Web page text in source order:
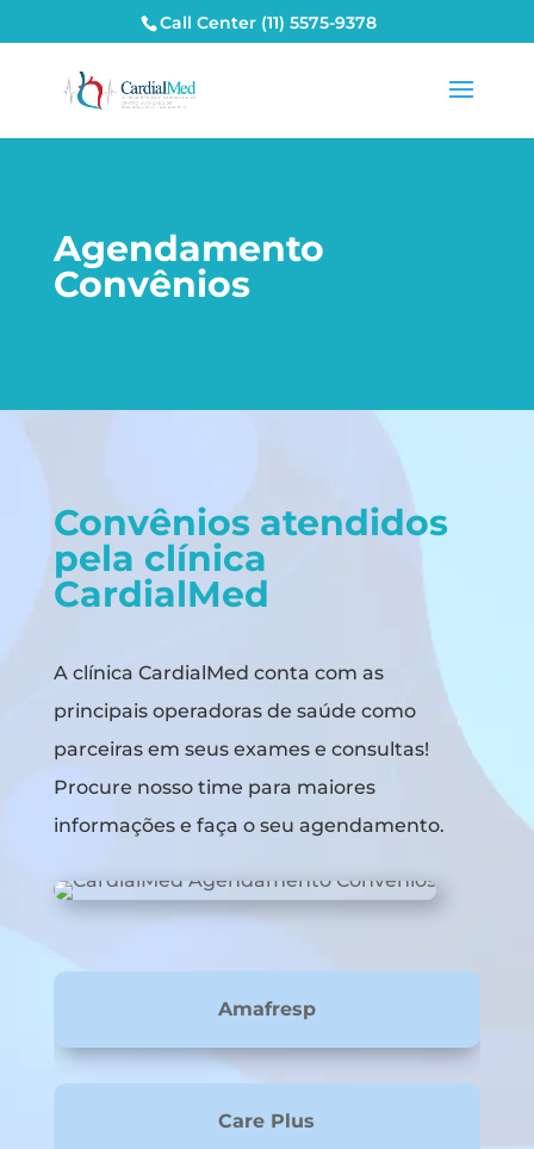
Call Center (11) 5575-9378
Agendamento
Convênios
Convênios atendidos
pela clínica
CardialMed
A clínica CardialMed conta com as
principais operadoras de saúde como
parceiras em seus exames e consultas!
Procure nosso time para maiores
informações e faça o seu agendamento.
Amafresp
Care Plus